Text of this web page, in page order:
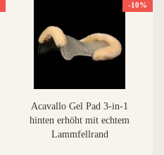
-10%
Acavallo Gel Pad 3-in-1
hinten erhöht mit echtem
Lammfellrand